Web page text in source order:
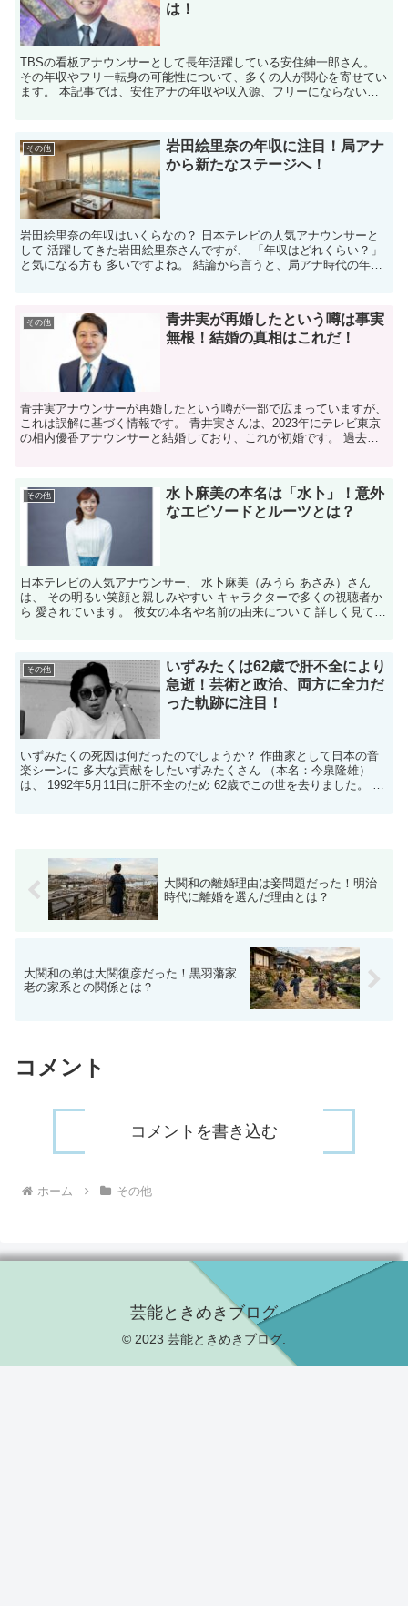
は！
​TBSの看板アナウンサーとして長年活躍している安住紳一郎さん。
その年収やフリー転身の可能性について、多くの人が関心を寄せてい
ます。​ 本記事では、安住アナの年収や収入源、フリーにならない理
その他
岩田絵里奈の年収に注目！局アナ
から新たなステージへ！
岩田絵里奈の年収はいくらなの？ 日本テレビの人気アナウンサーと
して 活躍してきた岩田絵里奈さんですが、 「年収はどれくらい？」
と気になる方も 多いですよね。 結論から言うと、局アナ時代の年収
その他
青井実が再婚したという噂は事実
無根！結婚の真相はこれだ！
青井実アナウンサーが再婚したという噂が一部で広まっていますが、
これは誤解に基づく情報です。 ​青井実さんは、2023年にテレビ東京
の相内優香アナウンサーと結婚しており、これが初婚です。 ​過去に
その他
水卜麻美の本名は「水卜」！意外
なエピソードとルーツとは？
日本テレビの人気アナウンサー、 水卜麻美（みうら あさみ）さん
は、 その明るい笑顔と親しみやすい キャラクターで多くの視聴者か
ら 愛されています。 彼女の本名や名前の由来について 詳しく見てい
その他
いずみたくは62歳で肝不全により
急逝！芸術と政治、両方に全力だ
った軌跡に注目！
いずみたくの死因は何だったのでしょうか？ 作曲家として日本の音
楽シーンに 多大な貢献をしたいずみたくさん （本名：今泉隆雄）
は、 1992年5月11日に肝不全のため 62歳でこの世を去りました。 肝
大関和の離婚理由は妾問題だった！明治
時代に離婚を選んだ理由とは？
大関和の弟は大関復彦だった！黒羽藩家
老の家系との関係とは？
コメント
コメントを書き込む
ホーム その他
芸能ときめきブログ
© 2023 芸能ときめきブログ.